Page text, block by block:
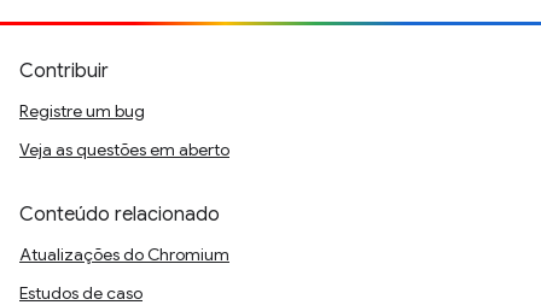
Contribuir
Registre um bug
Veja as questões em aberto
Conteúdo relacionado
Atualizações do Chromium
Estudos de caso